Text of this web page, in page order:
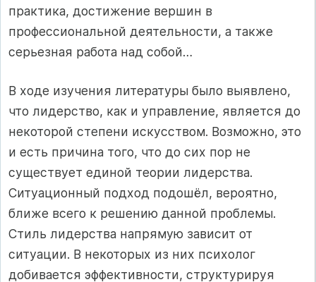
практика, достижение вершин в
профессиональной деятельности, а также
серьезная работа над собой…
В ходе изучения литературы было выявлено,
что лидерство, как и управление, является до
некоторой степени искусством. Возможно, это
и есть причина того, что до сих пор не
существует единой теории лидерства.
Ситуационный подход подошёл, вероятно,
ближе всего к решению данной проблемы.
Стиль лидерства напрямую зависит от
ситуации. В некоторых из них психолог
добивается эффективности, структурируя